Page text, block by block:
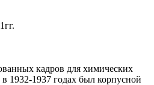
кадров для химических
1932-1937 годах был корпусной